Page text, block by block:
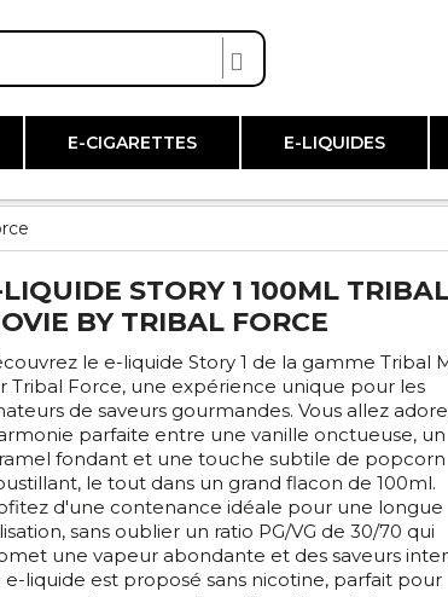
E-CIGARETTES E-LIQUIDES
LIQUIDE STORY 1 100ML
BY TRIBAL FORCE
le e-liquide Story 1 de la gamme Tribal
Tribal Force, une expérience unique pour les
de saveurs gourmandes. Vous allez
parfaite entre une vanille onctueuse, un
fondant et une touche subtile de popcorn
le tout dans un grand flacon de 100ml.
d'une contenance idéale pour une longue
sans oublier un ratio PG/VG de 30/70 qui
une vapeur abondante et des saveurs
e-liquide est proposé sans nicotine, parfait pour